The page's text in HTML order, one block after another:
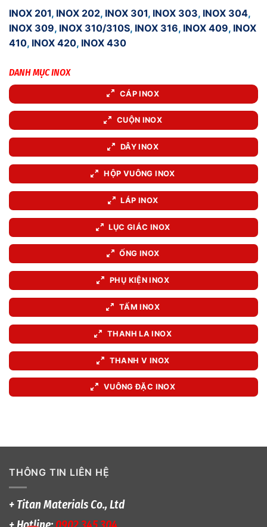
INOX 201, INOX 202, INOX 301, INOX 303, INOX 304,
INOX 309, INOX 310/310S, INOX 316, INOX 409, INOX
410, INOX 420, INOX 430
DANH MỤC INOX
CÁP INOX
CUỘN INOX
DÂY INOX
HỘP VUÔNG INOX
LÁP INOX
LỤC GIÁC INOX
ỐNG INOX
PHỤ KIỆN INOX
TẤM INOX
THANH LA INOX
THANH V INOX
VUÔNG ĐẶC INOX
THÔNG TIN LIÊN HỆ
+ Titan Materials Co., Ltd